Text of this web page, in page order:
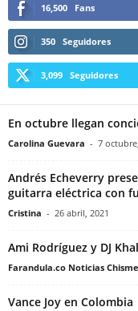
16,500 Fans
350 Seguidores
3,099 Seguidores
En octubre llegan
Carolina Guevara - 7
Andrés Echeverry
guitarra eléctrica con
Cristina - 26 abril, 2021
Ami Rodríguez y DJ
Farandula.co Noticias
Vance Joy en Colombia